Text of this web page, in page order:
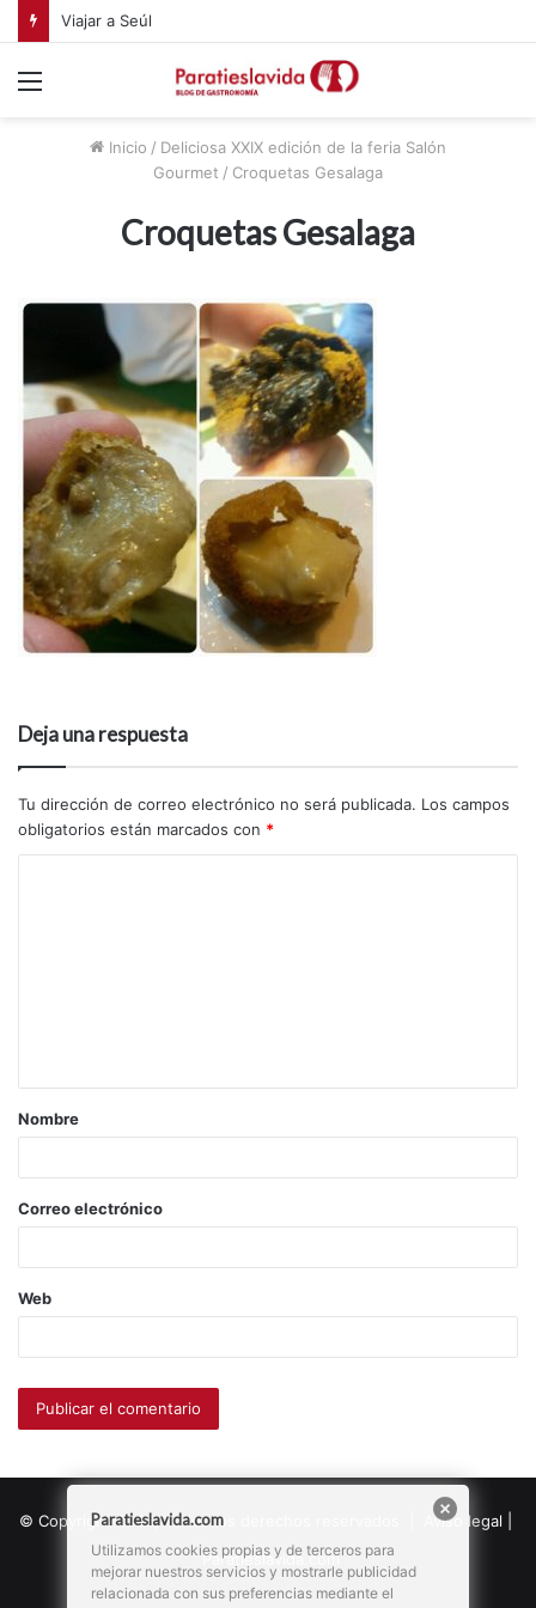
Viajar a Seúl
Inicio / Deliciosa XXIX edición de la feria Salón
Gourmet / Croquetas Gesalaga
Croquetas Gesalaga
Deja una respuesta
Tu dirección de correo electrónico no será publicada. Los campos
obligatorios están marcados con *
Nombre
Correo electrónico
Web
© Copyright 2026, Todos los derechos reservados | Aviso legal
Paratieslavida.com
Paratieslavida.com
Utilizamos cookies propias y de terceros para
mejorar nuestros servicios y mostrarle publicidad
relacionada con sus preferencias mediante el